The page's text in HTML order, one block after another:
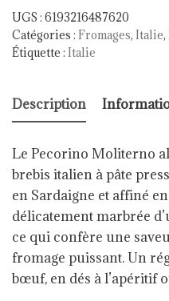
UGS : 6193216487620
Catégories : Fromages, Italie,
Étiquette : Italie
Description
Le Pecorino Moliterno
brebis italien à pâte
en Sardaigne et affiné
délicatement marbrée
ce qui confère une
fromage puissant. Un
bœuf, en dés à l’apéritif